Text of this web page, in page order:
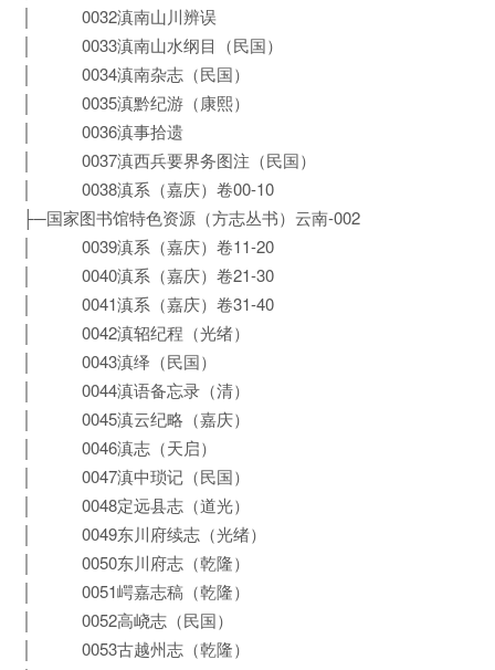
│ 0032滇南山川辨误
│ 0033滇南山水纲目（民国）
│ 0034滇南杂志（民国）
│ 0035滇黔纪游（康熙）
│ 0036滇事拾遗
│ 0037滇西兵要界务图注（民国）
│ 0038滇系（嘉庆）卷00-10
├─国家图书馆特色资源（方志丛书）云南-002
│ 0039滇系（嘉庆）卷11-20
│ 0040滇系（嘉庆）卷21-30
│ 0041滇系（嘉庆）卷31-40
│ 0042滇轺纪程（光绪）
│ 0043滇绎（民国）
│ 0044滇语备忘录（清）
│ 0045滇云纪略（嘉庆）
│ 0046滇志（天启）
│ 0047滇中琐记（民国）
│ 0048定远县志（道光）
│ 0049东川府续志（光绪）
│ 0050东川府志（乾隆）
│ 0051崿嘉志稿（乾隆）
│ 0052高峣志（民国）
│ 0053古越州志（乾隆）